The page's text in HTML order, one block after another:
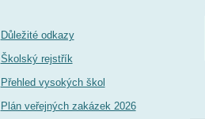
Důležité odkazy
Školský rejstřík
Přehled vysokých škol
Plán veřejných zakázek 2026